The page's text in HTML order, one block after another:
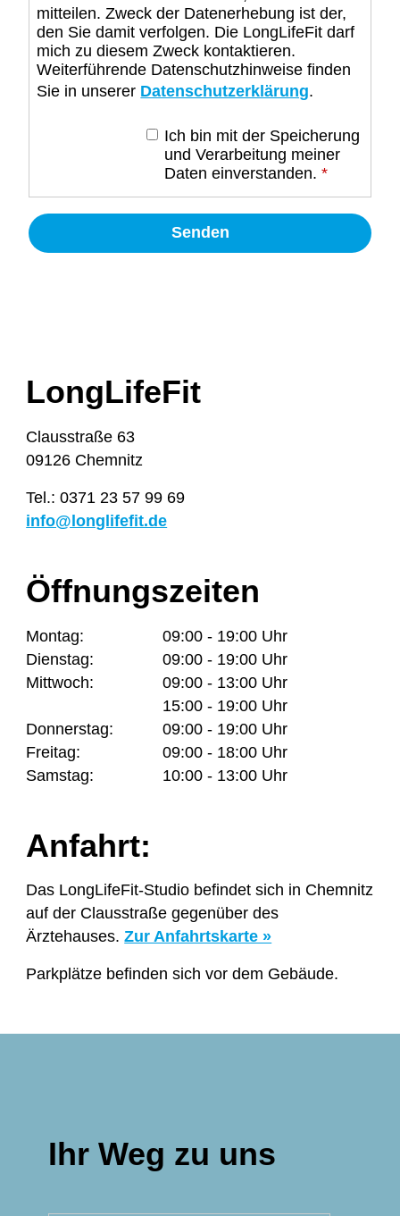
mitteilen. Zweck der Datenerhebung ist der,
den Sie damit verfolgen. Die LongLifeFit darf
mich zu diesem Zweck kontaktieren.
Weiterführende Datenschutzhinweise finden
Sie in unserer Datenschutzerklärung.
Ich bin mit der Speicherung
und Verarbeitung meiner
Daten einverstanden. *
LongLifeFit
Clausstraße 63
09126 Chemnitz
Tel.: 0371 23 57 99 69
info@longlifefit.de
Öffnungszeiten
Montag:
09:00 - 19:00 Uhr
Dienstag:
09:00 - 19:00 Uhr
Mittwoch:
09:00 - 13:00 Uhr
15:00 - 19:00 Uhr
Donnerstag:
09:00 - 19:00 Uhr
Freitag:
09:00 - 18:00 Uhr
Samstag:
10:00 - 13:00 Uhr
Anfahrt:
Das LongLifeFit-Studio befindet sich in Chemnitz
auf der Clausstraße gegenüber des
Ärztehauses.Zur Anfahrtskarte »
Parkplätze befinden sich vor dem Gebäude.
Ihr Weg zu uns